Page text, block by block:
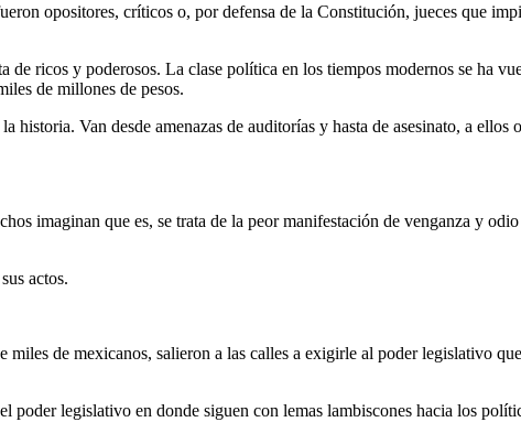
opositores, críticos o, por defensa de la Constitución, jueces que
ricos y poderosos. La clase política en los tiempos modernos se ha
de millones de pesos.
Van desde amenazas de auditorías y hasta de asesinato, a ellos
imaginan que es, se trata de la peor manifestación de venganza y
actos.
de mexicanos, salieron a las calles a exigirle al poder legislativo
legislativo en donde siguen con lemas lambiscones hacia los